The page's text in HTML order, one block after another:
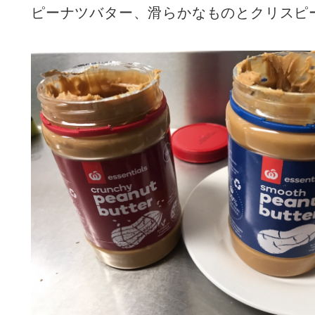
ピーナツバター、滑らかなものとクリスピ